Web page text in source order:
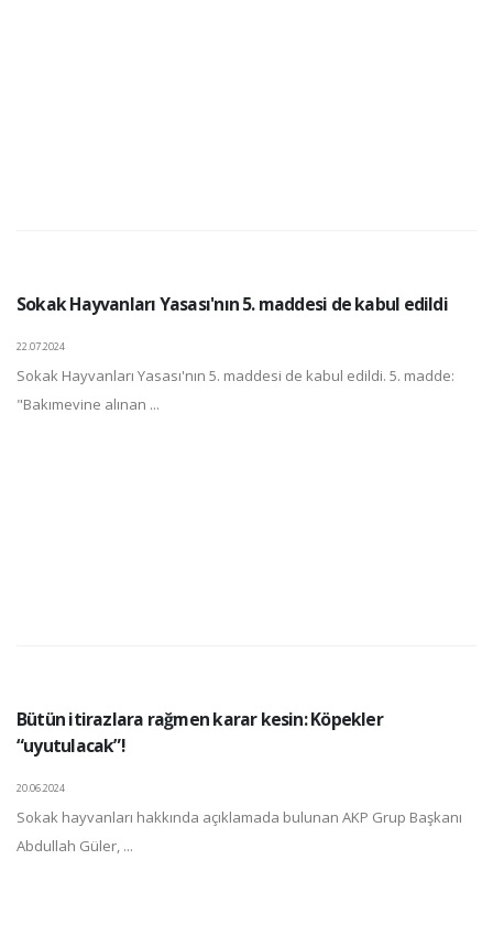
Sokak Hayvanları Yasası'nın 5. maddesi de kabul edildi
22.07.2024
Sokak Hayvanları Yasası'nın 5. maddesi de kabul edildi. 5. madde:
"Bakımevine alınan ...
Bütün itirazlara rağmen karar kesin: Köpekler
“uyutulacak”!
20.06.2024
Sokak hayvanları hakkında açıklamada bulunan AKP Grup Başkanı
Abdullah Güler, ...